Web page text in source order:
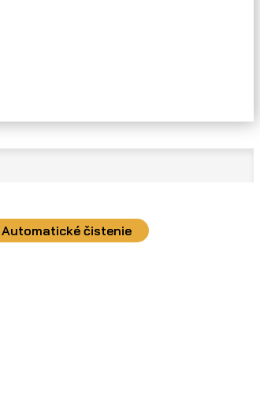
Automatické čistenie